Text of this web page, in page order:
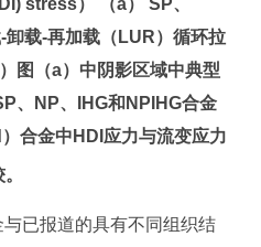
stress） （a） SP、
卸载-再加载（LUR）循环拉
图（a）中阴影区域中典型
、NP、IHG和NPIHG合金
合金中HDI应力与流变应力
已报道的具有不同组织结